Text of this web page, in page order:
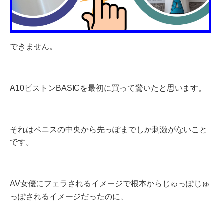
できません。
A10ピストンBASICを最初に買って驚いたと思います。
それはペニスの中央から先っぽまでしか刺激がないこと
です。
AV女優にフェラされるイメージで根本からじゅっぽじゅ
っぽされるイメージだったのに、